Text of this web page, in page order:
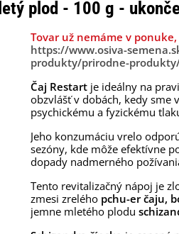
plod - 100 g -
Tovar už nemáme v
https://www.osiva-
produkty/prirodne-
Čaj Restart je ideálny na
obzvlášť v dobách, kedy sme
psychickému a fyzickému
Jeho konzumáciu vrelo
sezóny, kde môže efektívne
dopady nadmerného
Tento revitalizačný nápoj je
zmesi zrelého pchu-er čaju,
jemne mletého plodu